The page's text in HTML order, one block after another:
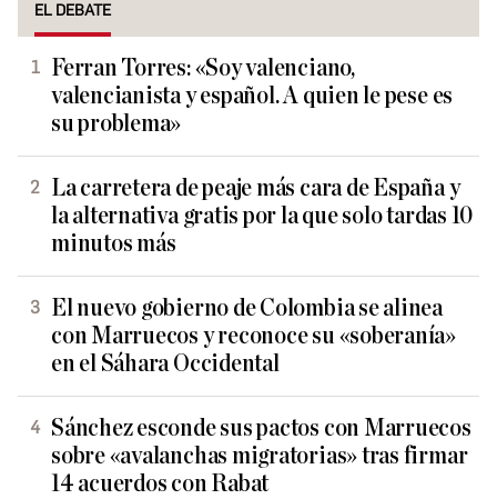
EL DEBATE
Ferran Torres: «Soy valenciano,
valencianista y español. A quien le pese es
su problema»
La carretera de peaje más cara de España y
la alternativa gratis por la que solo tardas 10
minutos más
El nuevo gobierno de Colombia se alinea
con Marruecos y reconoce su «soberanía»
en el Sáhara Occidental
Sánchez esconde sus pactos con Marruecos
sobre «avalanchas migratorias» tras firmar
14 acuerdos con Rabat